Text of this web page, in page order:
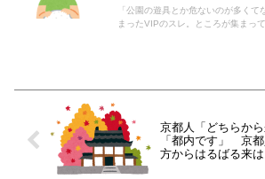
「公園の遊具とか危ないのが多く
まったVIPのスレ。ところが集まって
京都人「どちらか
「都内です」 京
方からはるばる来は